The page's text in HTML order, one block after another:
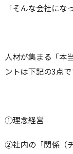
「そんな会社に
人材が集まる「本
ントは下記の3点で
①理念経営
②社内の「関係（